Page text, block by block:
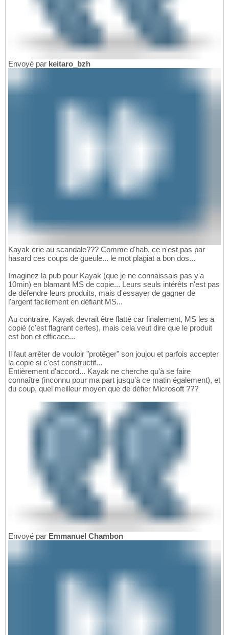
Envoyé par keitaro_bzh
Kayak crie au scandale??? Comme d'hab, ce n'est pas par
hasard ces coups de gueule... le mot plagiat a bon dos...
Imaginez la pub pour Kayak (que je ne connaissais pas y'a
10min) en blamant MS de copie... Leurs seuls intérêts n'est pas
de défendre leurs produits, mais d'essayer de gagner de
l'argent facilement en défiant MS...
Au contraire, Kayak devrait être flatté car finalement, MS les a
copié (c'est flagrant certes), mais cela veut dire que le produit
est bon et efficace...
Il faut arrêter de vouloir "protéger" son joujou et parfois accepter
la copie si c'est constructif...
Entièrement d'accord... Kayak ne cherche qu'à se faire
connaître (inconnu pour ma part jusqu'à ce matin également), et
du coup, quel meilleur moyen que de défier Microsoft ???
Envoyé par Emmanuel Chambon